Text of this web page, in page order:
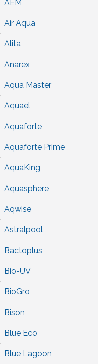
AEM
Air Aqua
Alita
Anarex
Aqua Master
Aquael
Aquaforte
Aquaforte Prime
AquaKing
Aquasphere
Aqwise
Astralpool
Bactoplus
Bio-UV
BioGro
Bison
Blue Eco
Blue Lagoon